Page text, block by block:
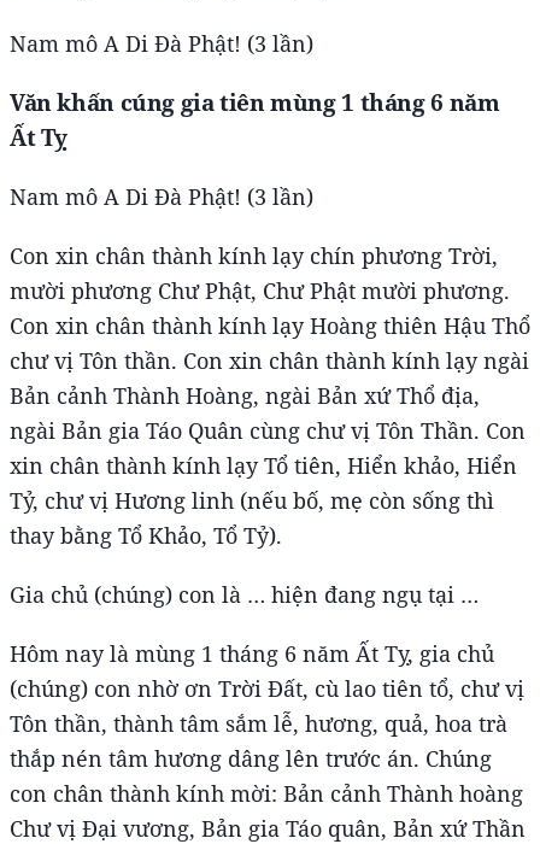
Nam mô A Di Đà Phật! (3 lần)
Văn khấn cúng gia tiên mùng 1 tháng 6 năm
Ất Tỵ
Nam mô A Di Đà Phật! (3 lần)
Con xin chân thành kính lạy chín phương Trời,
mười phương Chư Phật, Chư Phật mười phương.
Con xin chân thành kính lạy Hoàng thiên Hậu Thổ
chư vị Tôn thần. Con xin chân thành kính lạy ngài
Bản cảnh Thành Hoàng, ngài Bản xứ Thổ địa,
ngài Bản gia Táo Quân cùng chư vị Tôn Thần. Con
xin chân thành kính lạy Tổ tiên, Hiển khảo, Hiển
Tỷ, chư vị Hương linh (nếu bố, mẹ còn sống thì
thay bằng Tổ Khảo, Tổ Tỷ).
Gia chủ (chúng) con là … hiện đang ngụ tại …
Hôm nay là mùng 1 tháng 6 năm Ất Tỵ, gia chủ
(chúng) con nhờ ơn Trời Đất, cù lao tiên tổ, chư vị
Tôn thần, thành tâm sắm lễ, hương, quả, hoa trà
thắp nén tâm hương dâng lên trước án. Chúng
con chân thành kính mời: Bản cảnh Thành hoàng
Chư vị Đại vương, Bản gia Táo quân, Bản xứ Thần